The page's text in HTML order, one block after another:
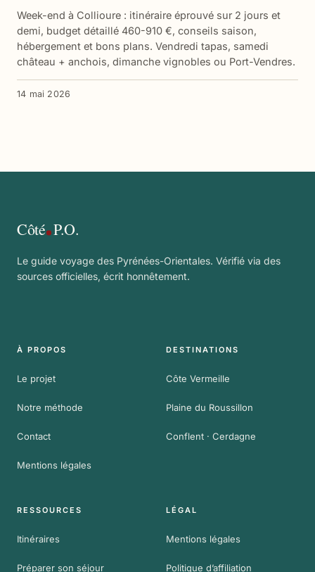
Week-end à Collioure : itinéraire éprouvé sur 2 jours et
demi, budget détaillé 460-910 €, conseils saison,
hébergement et bons plans. Vendredi tapas, samedi
château + anchois, dimanche vignobles ou Port-Vendres.
14 mai 2026
Côté P.O.
Le guide voyage des Pyrénées-Orientales. Vérifié via des
sources officielles, écrit honnêtement.
À PROPOS
Le projet
Notre méthode
Contact
Mentions légales
DESTINATIONS
Côte Vermeille
Plaine du Roussillon
Conflent · Cerdagne
RESSOURCES
Itinéraires
Préparer son séjour
LÉGAL
Mentions légales
Politique d’affiliation